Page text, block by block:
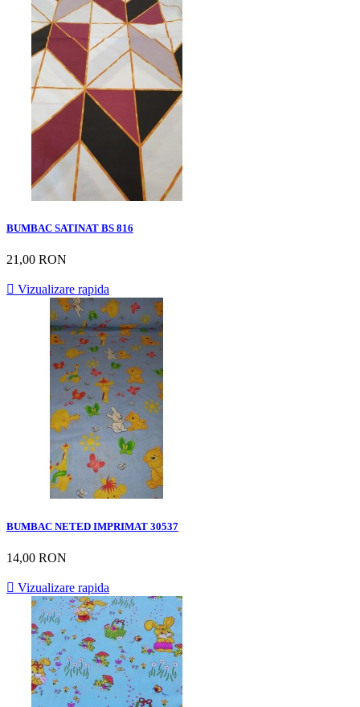
BUMBAC SATINAT BS 816
21,00 RON
 Vizualizare rapida
BUMBAC NETED IMPRIMAT 30537
14,00 RON
 Vizualizare rapida